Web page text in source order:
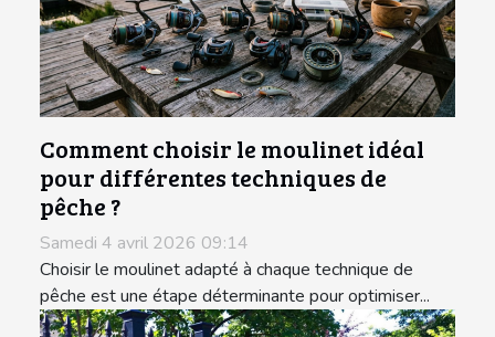
Comment choisir le moulinet idéal
pour différentes techniques de
pêche ?
Samedi 4 avril 2026 09:14
Choisir le moulinet adapté à chaque technique de
pêche est une étape déterminante pour optimiser...